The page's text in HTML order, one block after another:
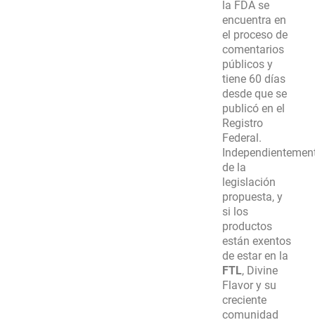
la FDA se
encuentra en
el proceso de
comentarios
públicos y
tiene 60 días
desde que se
publicó en el
Registro
Federal.
de la
legislación
propuesta, y
si los
productos
están exentos
de estar en la
FTL, Divine
Flavor y su
creciente
comunidad